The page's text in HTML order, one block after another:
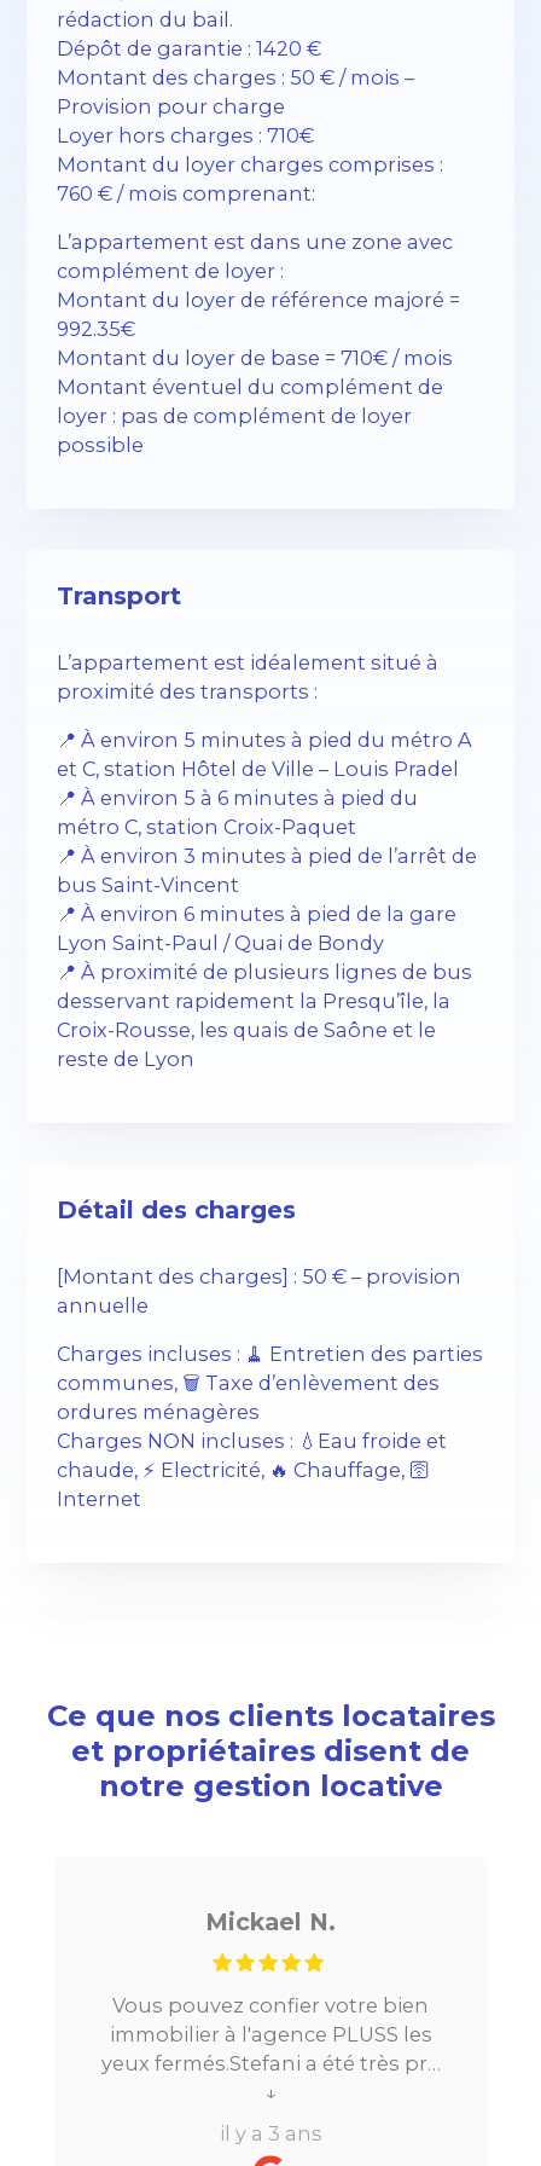
rédaction du bail.
Dépôt de garantie : 1420 €
Montant des charges : 50 € / mois –
Provision pour charge
Loyer hors charges : 710€
Montant du loyer charges comprises :
760 € / mois comprenant:
L’appartement est dans une zone avec
complément de loyer :
Montant du loyer de référence majoré =
992.35€
Montant du loyer de base = 710€ / mois
Montant éventuel du complément de
loyer : pas de complément de loyer
possible
Transport
L’appartement est idéalement situé à
proximité des transports :
📍 À environ 5 minutes à pied du métro A
et C, station Hôtel de Ville – Louis Pradel
📍 À environ 5 à 6 minutes à pied du
métro C, station Croix-Paquet
📍 À environ 3 minutes à pied de l’arrêt de
bus Saint-Vincent
📍 À environ 6 minutes à pied de la gare
Lyon Saint-Paul / Quai de Bondy
📍 À proximité de plusieurs lignes de bus
desservant rapidement la Presqu’île, la
Croix-Rousse, les quais de Saône et le
reste de Lyon
Détail des charges
[Montant des charges] : 50 € – provision
annuelle
Charges incluses : 🧹 Entretien des parties
communes, 🗑️ Taxe d’enlèvement des
ordures ménagères
Charges NON incluses : 💧Eau froide et
chaude, ⚡️ Electricité, 🔥 Chauffage, 🛜
Internet
Ce que nos clients locataires
et propriétaires disent de
notre gestion locative
Mickael N.
Vous pouvez confier votre bien
immobilier à l'agence PLUSS les
yeux fermés.Stefani a été très pro
tout au long du processus.Très
réactive, elle a su répondre à
toutes mes questions en moins de
il y a 3 ans